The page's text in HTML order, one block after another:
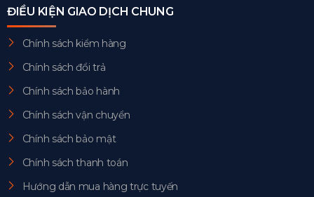
ĐIỀU KIỆN GIAO DỊCH CHUNG
Chính sách kiểm hàng
Chính sách đổi trả
Chính sách bảo hành
Chính sách vận chuyển
Chính sách bảo mật
Chính sách thanh toán
Hướng dẫn mua hàng trực tuyến